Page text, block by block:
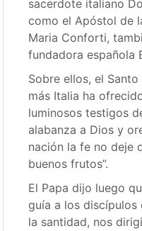
sacerdote italiano
como el Apóstol de
Maria Conforti,
fundadora española
Sobre ellos, el
más Italia ha
luminosos testigos
alabanza a Dios y
nación la fe no deje
buenos frutos”.
El Papa dijo luego
guía a los
la santidad, nos